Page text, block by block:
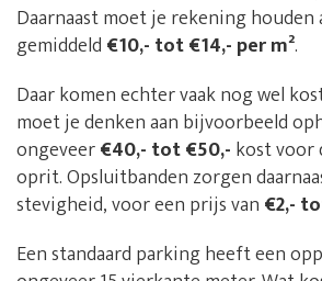
Daarnaast moet je rekening houden
gemiddeld €10,- tot €14,- per m².
Daar komen echter vaak nog wel
moet je denken aan bijvoorbeeld
ongeveer€40,- tot €50,- kost voor
oprit. Opsluitbanden zorgen
stevigheid, voor een prijs van €2,-
Een standaard parking heeft een